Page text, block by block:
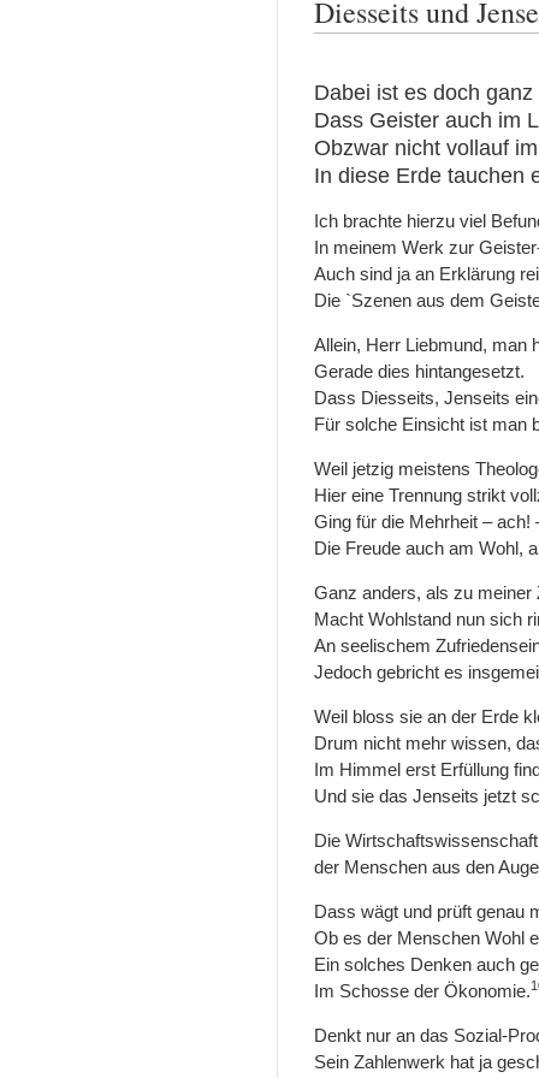
Diesseits und
Dabei ist es doch
Dass Geister auch im
Obzwar nicht vollauf
In diese Erde tauchen
Ich brachte hierzu viel
In meinem Werk zur
Auch sind ja an Erklärung
Die `Szenen aus dem
Allein, Herr Liebmund, man
Gerade dies hintangesetzt.
Dass Diesseits, Jenseits
Für solche Einsicht ist man
Weil jetzig meistens
Hier eine Trennung strikt
Ging für die Mehrheit – ach!
Die Freude auch am Wohl,
Ganz anders, als zu meiner
Macht Wohlstand nun sich
An seelischem
Jedoch gebricht es
Weil bloss sie an der Erde
Drum nicht mehr wissen,
Im Himmel erst Erfüllung
Und sie das Jenseits jetzt
Die
der Menschen aus den
Dass wägt und prüft genau
Ob es der Menschen Wohl
Ein solches Denken auch
Im Schosse der Ökonomie.
Denkt nur an das Sozial-
Sein Zahlenwerk hat ja